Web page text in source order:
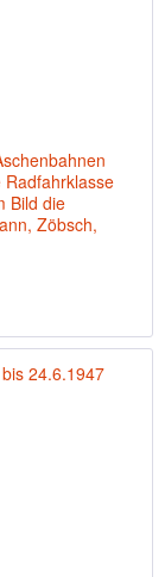
Bild die
Zöbsch,